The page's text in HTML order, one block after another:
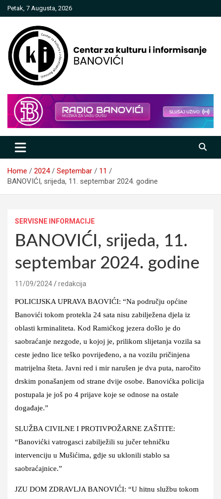
Skip
to
Petak, 7 Augusta, 2026
Centar za kulturu i informisanje
Banovići
Home 2024 Septembar
11
BANOVIĆI, srijeda, 11. septembar 2024. godine
SERVISNE INFORMACIJE
BANOVIĆI, srijeda, 11.
septembar 2024. godine
11/09/2024 redakcija
POLICIJSKA UPRAVA BAOVIĆI: “Na području općine
Banovići tokom protekla 24 sata nisu zabilježena djela iz
oblasti krminaliteta. Kod Ramićkog jezera došlo je do
saobraćanje nezgode, u kojoj je, prilikom slijetanja vozila sa
ceste jedno lice teško povrijeđeno, a na vozilu pričinjena
matrijelna šteta. Javni red i mir narušen je dva puta, naročito
drskim ponašanjem od strane dvije osobe. Banovićka policija
postupala je još po 4 prijave koje se odnose na ostale
događaje.”
SLUŽBA CIVILNE I PROTIVPOŽARNE ZAŠTITE:
“Banovićki vatrogasci zabilježili su jučer tehničku
intervenciju u Mušićima, gdje su uklonili stablo sa
saobraćajnice.”
JZU DOM ZDRAVLJA BANOVIĆI: “U hitnu službu tokom